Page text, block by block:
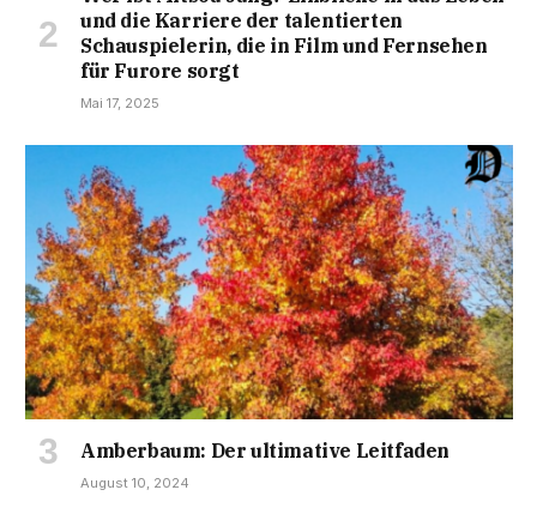
und die Karriere der talentierten
Schauspielerin, die in Film und Fernsehen
für Furore sorgt
Mai 17, 2025
Amberbaum: Der ultimative Leitfaden
August 10, 2024